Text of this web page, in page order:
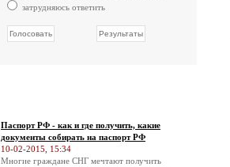
затрудняюсь ответить
Паспорт РФ - как и где получить, какие
документы собирать на паспорт РФ
10-02-2015, 15:34
Многие граждане СНГ мечтают получить